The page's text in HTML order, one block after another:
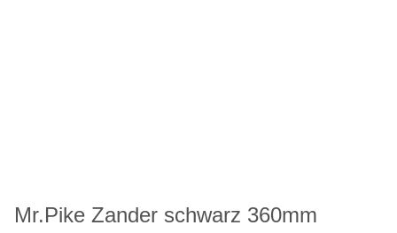
Mr.Pike Zander schwarz 360mm